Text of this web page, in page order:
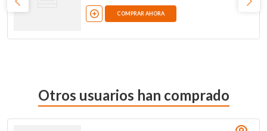
COMPRAR AHORA
Otros usuarios han comprado